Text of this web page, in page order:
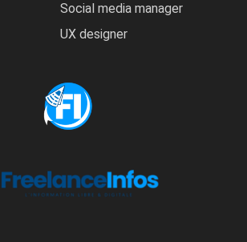
Social media manager
UX designer